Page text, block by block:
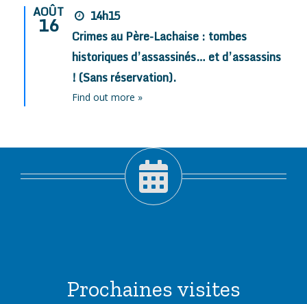
AOÛT
16
14h15
Crimes au Père-Lachaise : tombes
historiques d’assassinés… et d’assassins
! (Sans réservation).
Find out more »
Prochaines visites